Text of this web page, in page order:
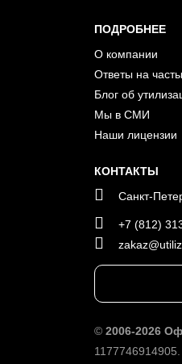
ПОДРОБНЕЕ
О компании
Ответы на
Блог об
Мы в СМИ
Наши лицензии
КОНТАКТЫ
Санкт-
+7 (812)
© 2006-2026
1177746914905.